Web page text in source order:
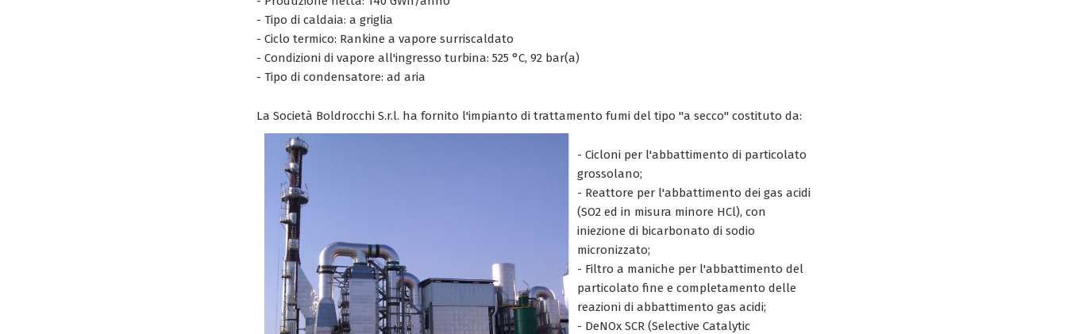
- Tipo di caldaia: a griglia
- Ciclo termico: Rankine a vapore surriscaldato
- Condizioni di vapore all'ingresso turbina: 525 °C, 92 bar(a)
- Tipo di condensatore: ad aria
La Società Boldrocchi S.r.l. ha fornito l'impianto di trattamento fumi del tipo "a secco" costituto da:
- Cicloni per l'abbattimento di particolato
grossolano;
- Reattore per l'abbattimento dei gas acidi
(SO2 ed in misura minore HCl), con
iniezione di bicarbonato di sodio
micronizzato;
- Filtro a maniche per l'abbattimento del
particolato fine e completamento delle
reazioni di abbattimento gas acidi;
- DeNOx SCR (Selective Catalytic